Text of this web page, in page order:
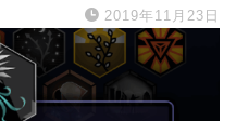
2019年11月23日